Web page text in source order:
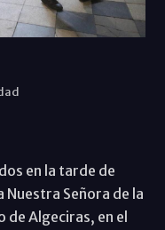
en la tarde de
Nuestra Señora de la
de Algeciras, en el